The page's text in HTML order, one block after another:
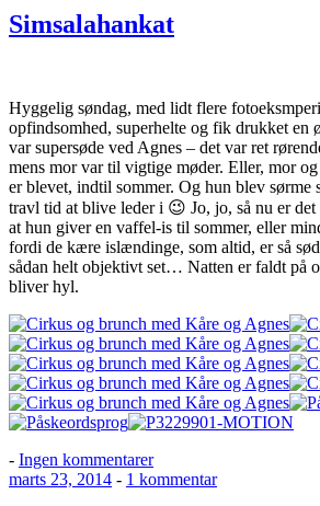
Simsalahankat
Hyggelig søndag, med lidt flere
opfindsomhed, superhelte og fik drukket
var supersøde ved Agnes – det var ret
mens mor var til vigtige møder. Eller, mor
er blevet, indtil sommer. Og hun blev sørme
travl tid at blive leder i 😉 Jo, jo, så nu er
at hun giver en vaffel-is til sommer, eller
fordi de kære islændinge, som altid, er så
sådan helt objektivt set… Natten er faldt på
bliver hyl.
- Ingen kommentarertil
Simsalahankat
Udgivet
marts 23, 2014 - 1 kommentartil